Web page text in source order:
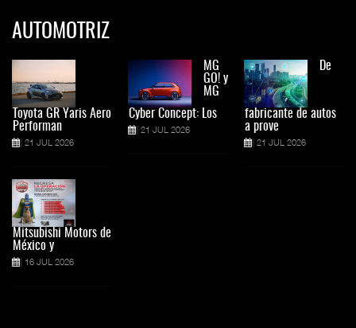
AUTOMOTRIZ
Toyota GR Yaris Aero
Performan
21 JUL 2026
Mitsubishi Motors de
México y
16 JUL 2026
MG
GO! y
MG
Cyber Concept: Los
21 JUL 2026
De
fabricante de autos
a prove
21 JUL 2026